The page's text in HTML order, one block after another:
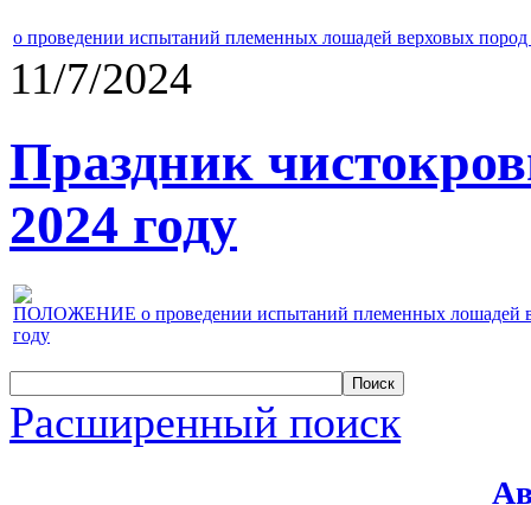
о проведении испытаний племенных лошадей верховых
11/7/2024
Праздник
2024 году
ПОЛОЖЕНИЕ о проведении испытаний племенных лошадей
году
Расширенный поиск